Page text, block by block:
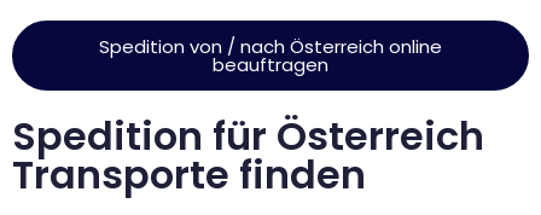
Spedition von / nach Österreich online
beauftragen
Spedition für Österreich
Transporte finden